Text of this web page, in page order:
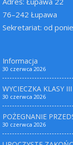
76–242 Łupawa
Sekretariat: od
Informacja
30 czerwca 2026
WYCIECZKA KLASY
30 czerwca 2026
POŻEGNANIE
30 czerwca 2026